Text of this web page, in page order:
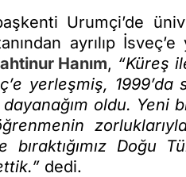
Urumçi’de
ayrılıp
Hanım, “Küreş
yerleşmiş, 1999’da
oldu. Yeni
bıraktığımız
dedi.